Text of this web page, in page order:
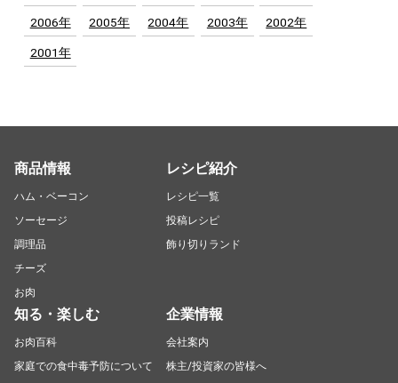
2006年 2005年 2004年 2003年 2002年
2001年
商品情報
ハム・ベーコン
ソーセージ
調理品
チーズ
お肉
レシピ紹介
レシピ一覧
投稿レシピ
飾り切りランド
知る・楽しむ
お肉百科
家庭での食中毒予防について
企業情報
会社案内
株主/投資家の皆様へ